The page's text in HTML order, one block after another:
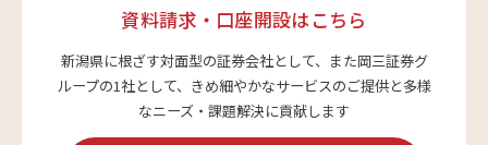
問い合わせフォーム
資料請求・口座開設はこちら
新潟県に根ざす対面型の証券会社として、また岡三証券グ
ループの1社として、 きめ細やかなサービスのご提供と多様
なニーズ・課題解決に貢献します